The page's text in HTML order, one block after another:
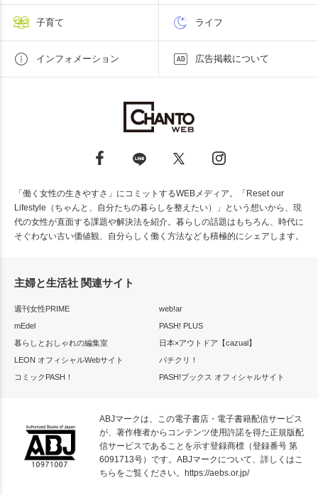
子育て ライフ
インフォメーション 広告掲載について
「働く女性の生きやすさ」にコミットするWEBメディア。「Reset our
Lifestyle（ちゃんと、自分たちの暮らしを整えたい）」という想いから、現
代の女性が直面する課題や解決法を紹介。暮らしの話題はもちろん、時代に
そぐわない古い価値観、自分らしく働く方法なども積極的にシェアします。
主婦と生活社 関連サイト
週刊女性PRIME
web!ar
mEdel
PASH! PLUS
暮らしとおしゃれの編集室
日本×アウトドア【cazual】
LEON オフィシャルWebサイト
パチクリ！
コミックPASH！
PASH!ブックス オフィシャルサイト
ABJマークは、この電子書店・電子書籍配信サービス
が、著作権者からコンテンツ使用許諾を得た正規版配
信サービスであることを示す登録商標（登録番号 第
6091713号）です。ABJマークについて、詳しくはこ
ちらをご覧ください。
https://aebs.or.jp/